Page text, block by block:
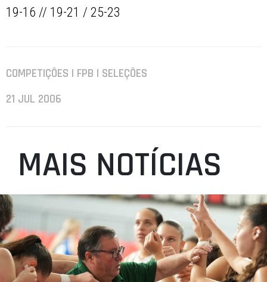
19-16 // 19-21 / 25-23
COMPETIÇÕES | FPB | SELEÇÕES
21 JUL 2006
MAIS NOTÍCIAS